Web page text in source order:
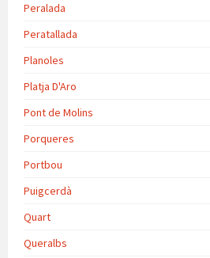
Peralada
Peratallada
Planoles
Platja D'Aro
Pont de Molins
Porqueres
Portbou
Puigcerdà
Quart
Queralbs